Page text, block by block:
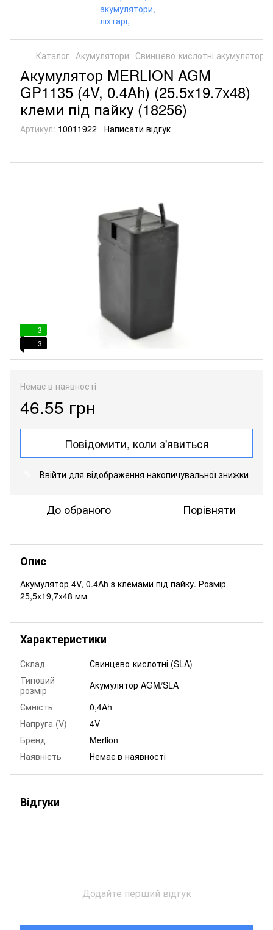
Каталог Акумулятори Свинцево-кислотні акумулятори
Акумулятор MERLION AGM
GP1135 (4V, 0.4Ah) (25.5x19.7x48)
клеми під пайку (18256)
Артикул: 10011922 Написати відгук
3
3
Немає в наявності
46.55 грн
Повідомити, коли з'явиться
Ввійти для відображення накопичувальної знижки
До обраного Порівняти
Опис
Акумулятор 4V, 0.4Ah з клемами під пайку. Розмір
25,5х19,7х48 мм
Характеристики
Склад
Свинцево-кислотні (SLA)
Типовий
розмір
Акумулятор AGM/SLA
Ємність
0,4Ah
Напруга (V)
4V
Бренд
Merlion
Наявність
Немає в наявності
Відгуки
Додайте перший відгук